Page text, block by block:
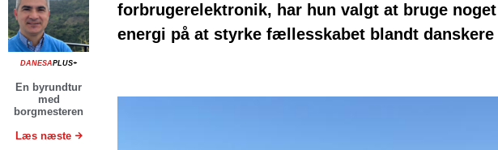
DANESAPLUS+
En byrundtur
med
borgmesteren
Læs næste
forbrugerelektronik, har hun valgt at bruge
energi på at styrke fællesskabet blandt danskere